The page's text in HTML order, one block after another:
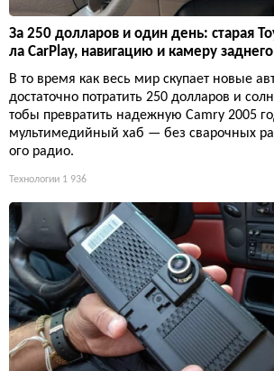
За 250 долларов и один день: старая
ла CarPlay, навигацию и камеру
В то время как весь мир скупает новые
достаточно потратить 250 долларов и
тобы превратить надежную Camry 2005
мультимедийный хаб — без сварочных
ого радио.
Технологии 1 936